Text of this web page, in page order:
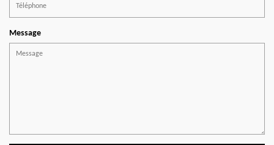
Message